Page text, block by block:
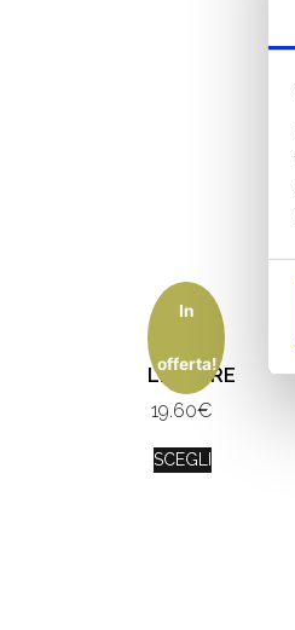
In
offerta!
CUORE
DI
LETTERE
19.60€
SCEGLI